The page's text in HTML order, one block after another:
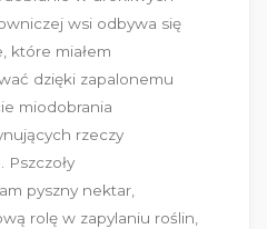
wsi odbywa się
które miałem
dzięki zapalonemu
miodobrania
rzeczy
Pszczoły
pyszny nektar,
rolę w zapylaniu roślin,